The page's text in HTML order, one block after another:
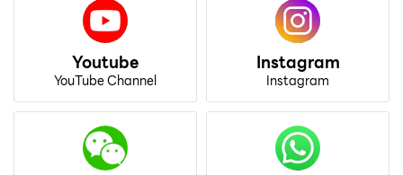
Youtube
YouTube Channel
Instagram
Instagram